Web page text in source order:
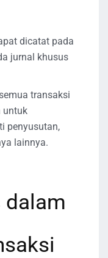
dicatat pada
jurnal khusus
transaksi
untuk
penyusutan,
lainnya.
dalam